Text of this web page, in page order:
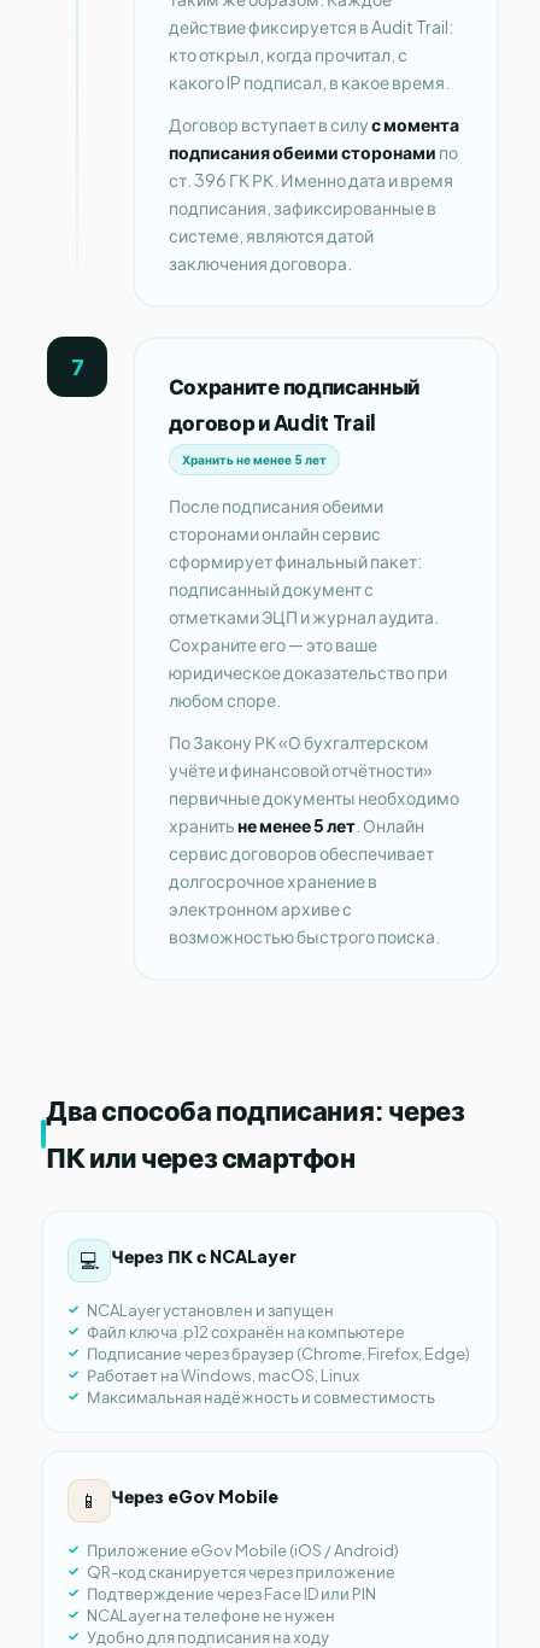
действие фиксируется в Audit Trail:
кто открыл, когда прочитал, с
какого IP подписал, в какое время.
Договор вступает в силус момента
подписания обеими сторонами по
ст. 396 ГК РК. Именно дата и время
подписания, зафиксированные в
системе, являются датой
заключения договора.
7
Сохраните подписанный
договор и Audit Trail
Хранить не менее 5 лет
После подписания обеими
сторонами онлайн сервис
сформирует финальный пакет:
подписанный документ с
отметками ЭЦП и журнал аудита.
Сохраните его — это ваше
юридическое доказательство при
любом споре.
По Закону РК «О бухгалтерском
учёте и финансовой отчётности»
первичные документы необходимо
хранитьне менее 5 лет. Онлайн
сервис договоров обеспечивает
долгосрочное хранение в
электронном архиве с
возможностью быстрого поиска.
Два способа подписания: через
ПК или через смартфон
💻 Через ПК с NCALayer
NCALayer установлен и запущен
Файл ключа .p12 сохранён на компьютере
Подписание через браузер (Chrome, Firefox, Edge)
Работает на Windows, macOS, Linux
Максимальная надёжность и совместимость
📱 Через eGov Mobile
Приложение eGov Mobile (iOS / Android)
QR-код сканируется через приложение
Подтверждение через Face ID или PIN
NCALayer на телефоне не нужен
Удобно для подписания на ходу